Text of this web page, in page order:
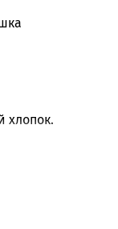
хлопок.